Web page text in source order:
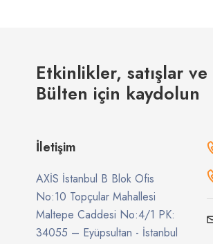
Etkinlikler, satışlar
Bülten için kaydolun
İletişim
AXİS İstanbul B Blok Ofis
No:10 Topçular Mahallesi
Maltepe Caddesi No:4/1 PK:
34055 – Eyüpsultan - İstanbul